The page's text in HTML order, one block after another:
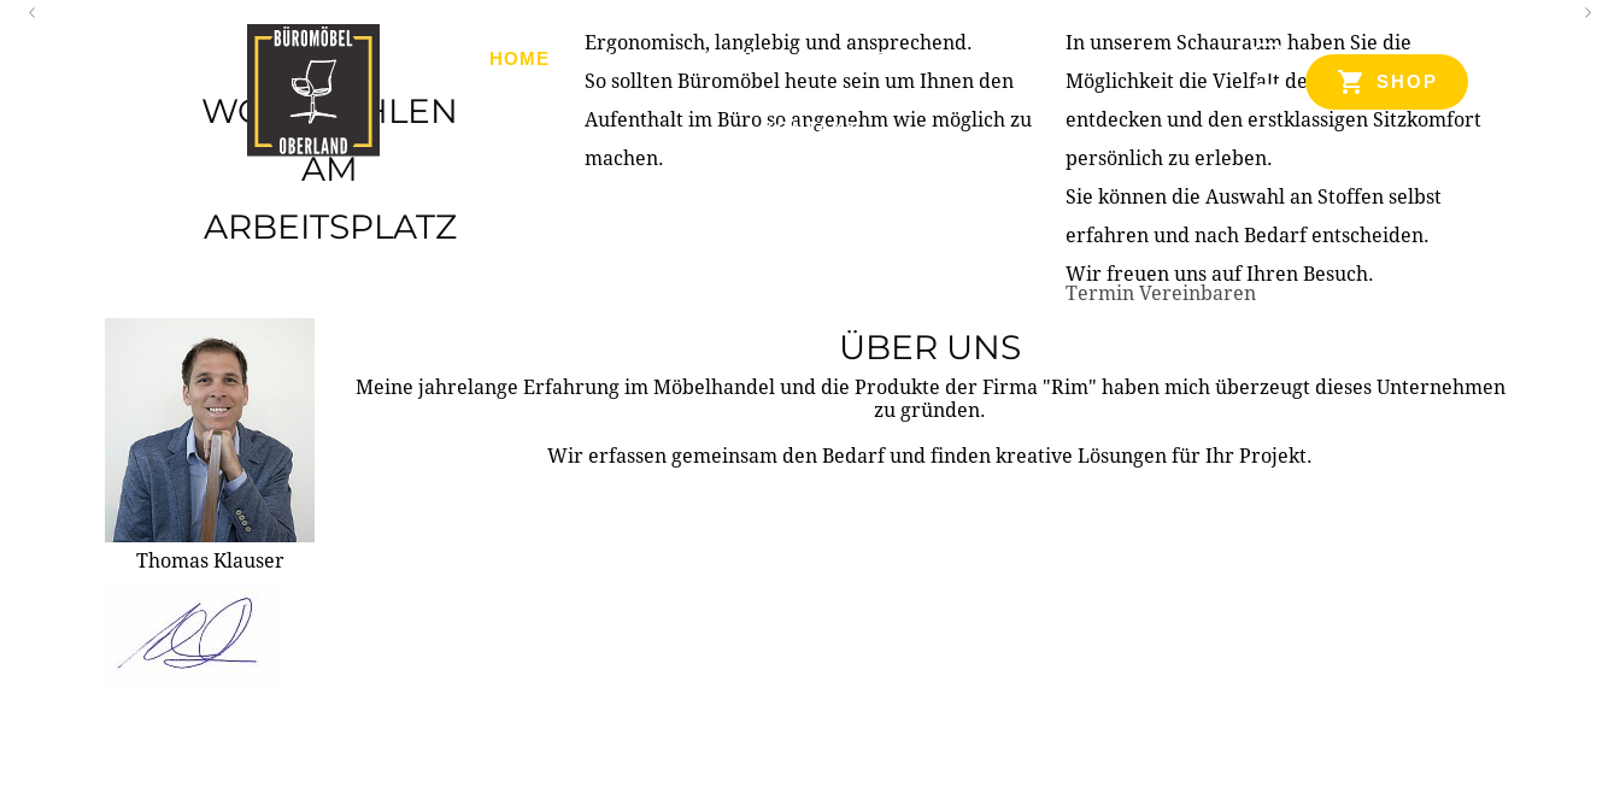
HOME PRODUKTE ÜBER UNS PARTNER & REFERENZEN
KONTAKT
SHOP
WOHLFÜHLEN
AM
ARBEITSPLATZ
Ergonomisch, langlebig und ansprechend.
So sollten Büromöbel heute sein um Ihnen den
Aufenthalt im Büro so angenehm wie möglich zu
machen.
In unserem Schauraum haben Sie die
Möglichkeit die Vielfalt der Produkte zu
entdecken und den erstklassigen Sitzkomfort
persönlich zu erleben.
Sie können die Auswahl an Stoffen selbst
erfahren und nach Bedarf entscheiden.
Wir freuen uns auf Ihren Besuch.
Termin Vereinbaren
Thomas Klauser
ÜBER UNS
Meine jahrelange Erfahrung im Möbelhandel und die Produkte der Firma "Rim" haben mich überzeugt dieses Unternehmen
zu gründen.
Wir erfassen gemeinsam den Bedarf und finden kreative Lösungen für Ihr Projekt.